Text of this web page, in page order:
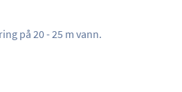
på 20 - 25 m vann.